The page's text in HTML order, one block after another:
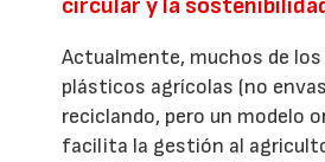
circular y la
Actualmente, muchos de los
plásticos agrícolas (no
reciclando, pero un modelo
facilita la gestión al